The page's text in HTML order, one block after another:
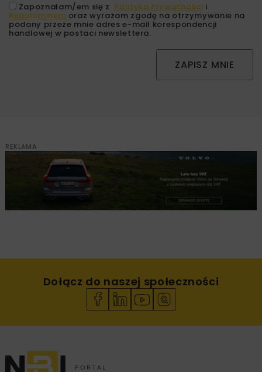
Zapoznałam/em się z Polityką Prywatności i
Regulaminem oraz wyrażam zgodę na otrzymywanie na
podany przeze mnie adres e-mail korespondencji
handlowej w postaci newslettera.
ZAPISZ MNIE
REKLAMA
Dołącz do naszej społeczności